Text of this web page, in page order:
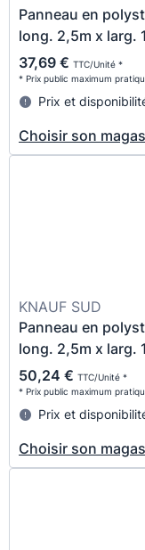
Panneau en
long. 2,5m x larg.
37,69 € TTC/Unité *
* Prix public maximum
Prix et
Choisir son
KNAUF SUD
Panneau en
long. 2,5m x larg.
50,24 € TTC/Unité *
* Prix public maximum
Prix et
Choisir son